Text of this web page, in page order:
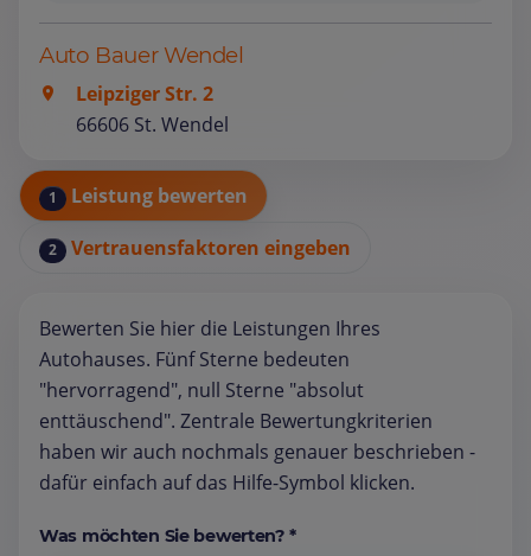
Auto Bauer Wendel
Leipziger Str. 2
66606 St. Wendel
1 Leistung bewerten
2 Vertrauensfaktoren eingeben
Bewerten Sie hier die Leistungen Ihres
Autohauses. Fünf Sterne bedeuten
"hervorragend", null Sterne "absolut
enttäuschend". Zentrale Bewertungkriterien
haben wir auch nochmals genauer beschrieben -
dafür einfach auf das Hilfe-Symbol klicken.
Was möchten Sie bewerten? *